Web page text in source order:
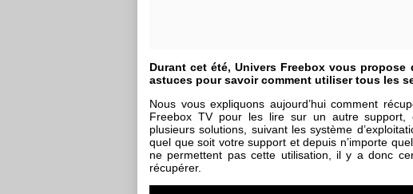
Durant cet été, Univers Freebox vous
astuces pour savoir comment utiliser tous les
Nous vous expliquons aujourd’hui comment
Freebox TV pour les lire sur un autre support,
plusieurs solutions, suivant les système
quel que soit votre support et depuis n’importe
ne permettent pas cette utilisation, il y a donc
récupérer.